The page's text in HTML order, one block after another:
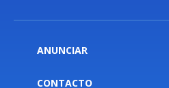
ANUNCIAR
CONTACTO